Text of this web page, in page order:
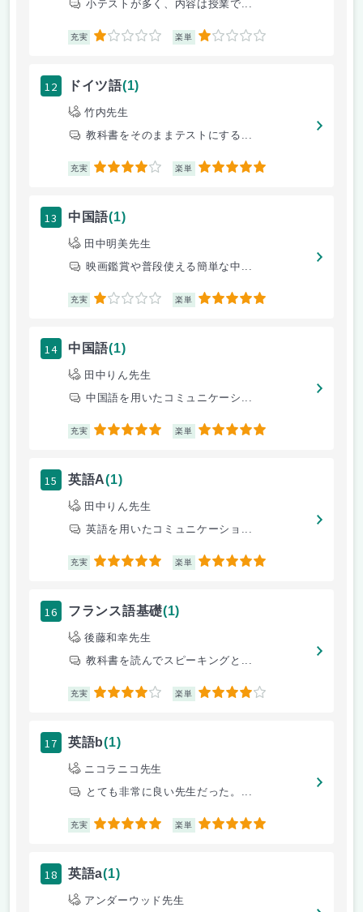
小テストが多く、内容は授業で...
充実 1 楽単 1
12 ドイツ語(1)
竹内先生
教科書をそのままテストにする...
充実 4 楽単 5
13 中国語(1)
田中明美先生
映画鑑賞や普段使える簡単な中...
充実 1 楽単 5
14 中国語(1)
田中りん先生
中国語を用いたコミュニケーシ...
充実 5 楽単 5
15 英語A(1)
田中りん先生
英語を用いたコミュニケーショ...
充実 5 楽単 5
16 フランス語基礎(1)
後藤和幸先生
教科書を読んでスピーキングと...
充実 4 楽単 4
17 英語b(1)
ニコラニコ先生
とても非常に良い先生だった。...
充実 5 楽単 5
18 英語a(1)
アンダーウッド先生